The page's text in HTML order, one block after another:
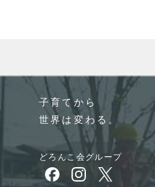
子育てから
世界は変わる。
どろんこ会グループ
別ウィンドウで開きま
別ウィンドウで
別ウィン